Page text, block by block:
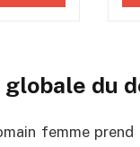
du
femme